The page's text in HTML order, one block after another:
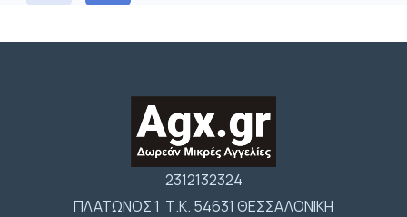
2312132324
ΠΛΑΤΩΝΟΣ 1 Τ.Κ. 54631 ΘΕΣΣΑΛΟΝΙΚΗ